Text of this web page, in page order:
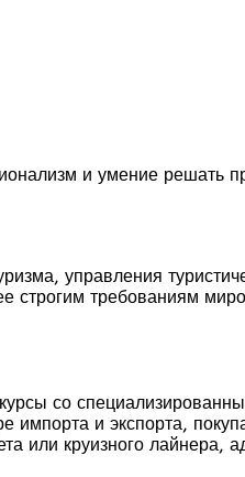
и умение решать
управления
строгим требованиям
со
импорта и экспорта,
или круизного лайнера,